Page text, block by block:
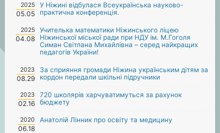
2025
05.05
У Ніжині відбулася Всеукраїнська науково-
практична конференція.
2025
04.08
Учителька математики Ніжинського ліцею
Ніжинської міської ради при НДУ ім. М.Гоголя
Симан Світлана Михайлівна – серед найкращих
педагогів України!
2023
08.29
За сприяння громади Ніжина українським дітям за
кордон передали шкільні підручники
2023
02.16
720 школярів харчуватимуться за рахунок
бюджету
2020
06.18
Анатолій Лінник про освіту та медицину